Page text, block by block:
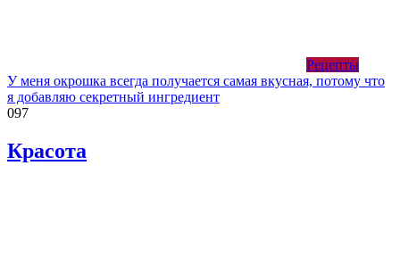
Рецепты
У меня окрошка всегда получается самая вкусная, потому что
я добавляю секретный ингредиент
097
Красота